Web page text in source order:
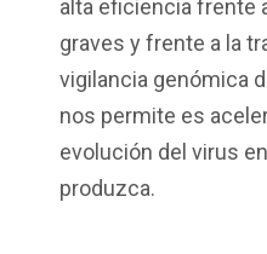
alta eficiencia frente
graves y frente a la
vigilancia genómica
nos permite es
evolución del virus
produzca.